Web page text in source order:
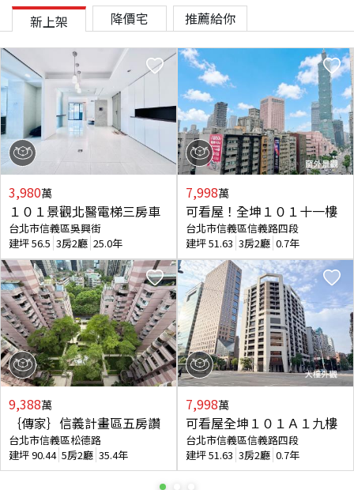
新上架 降價宅 推薦給你
3,980萬
１０１景觀北醫電梯三房車
台北市信義區吳興街
建坪56.5 3房2廳 25.0年
9,388萬
｛傳家｝信義計畫區五房讚
台北市信義區松德路
建坪90.44 5房2廳 35.4年
7,998萬
可看屋！全坤１０１十一樓
台北市信義區信義路四段
建坪51.63 3房2廳 0.7年
7,998萬
可看屋全坤１０１Ａ１九樓
台北市信義區信義路四段
建坪51.63 3房2廳 0.7年